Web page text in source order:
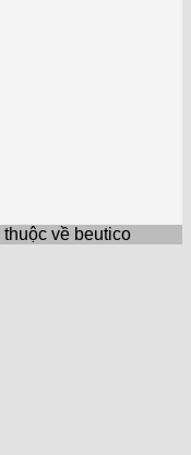
về beutico